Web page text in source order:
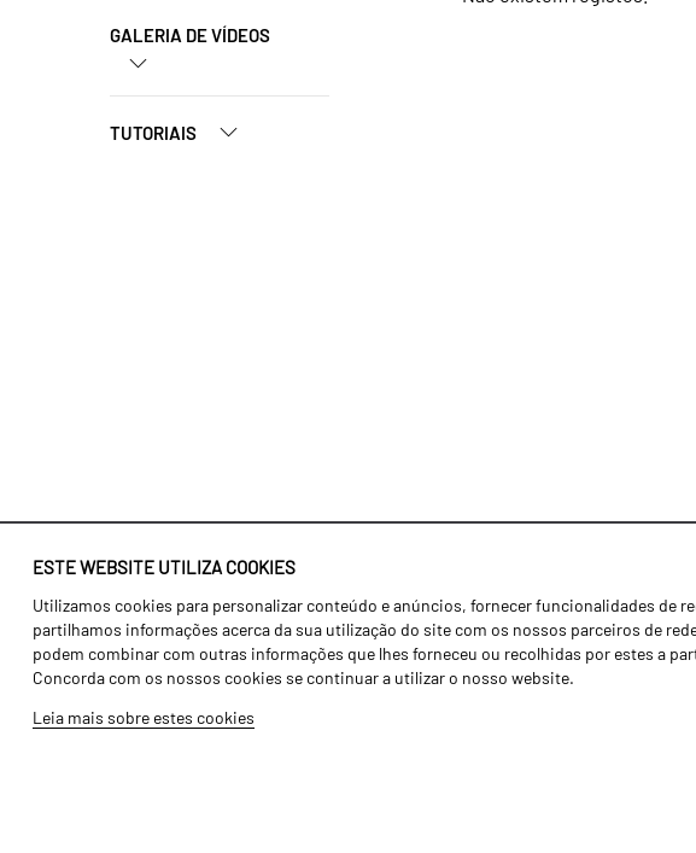
ESTE WEBSITE UTILIZA COOKIES
Utilizamos cookies para personalizar conteúdo e anúncios, fornecer funcionalidades de
partilhamos informações acerca da sua utilização do site com os nossos parceiros de
podem combinar com outras informações que lhes forneceu ou recolhidas por estes a
Concorda com os nossos cookies se continuar a utilizar o nosso website.
Leia mais sobre estes cookies
GALERIA DE VÍDEOS
TUTORIAIS
Identidade
História
Fábrica / Produção
Recursos Humanos
Agricultura
Transportes
Gama Floresta